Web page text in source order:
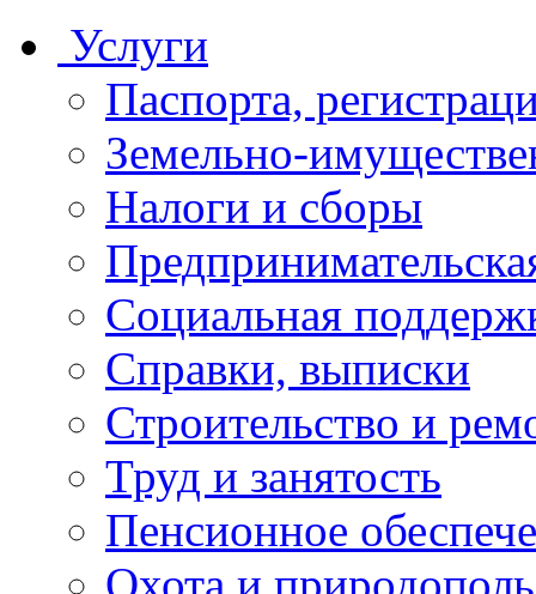
Услуги
Паспорта,
Земельно-
Налоги и сборы
Социальная
Справки, выписки
Строительство и
Труд и занятость
Пенсионное